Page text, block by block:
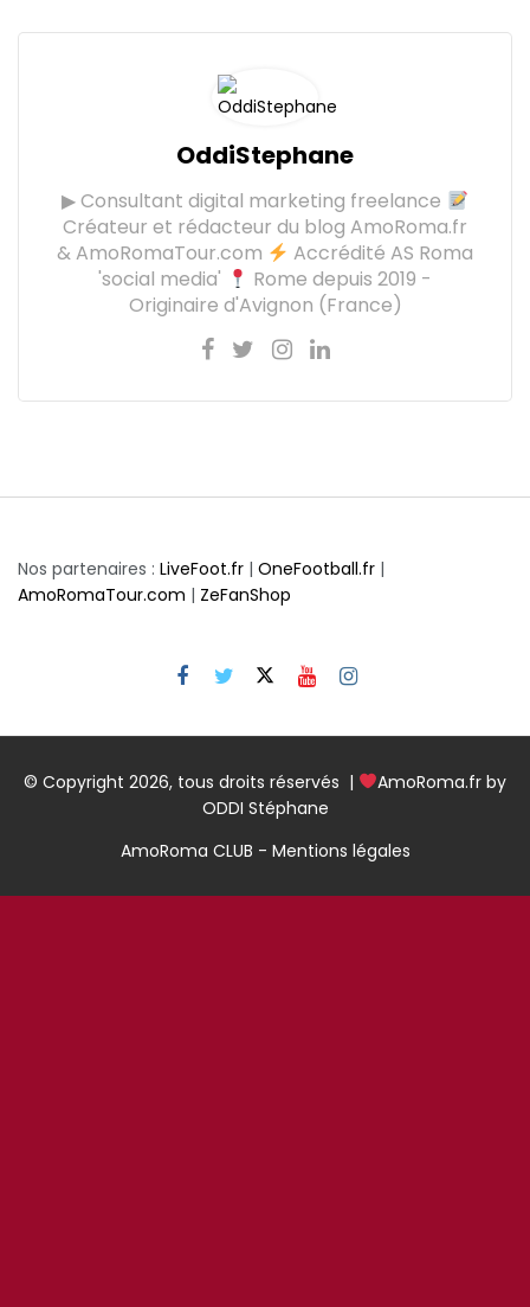
OddiStephane
▶ Consultant digital marketing freelance
Créateur et rédacteur du blog AmoRoma.fr
& AmoRomaTour.com
Accrédité AS Roma
'social media'
Rome depuis 2019 -
Originaire d'Avignon (France)
Nos partenaires : LiveFoot.fr | OneFootball.fr |
AmoRomaTour.com | ZeFanShop
© Copyright 2026, tous droits réservés |
AmoRoma.fr by
ODDI Stéphane
AmoRoma CLUB - Mentions légales